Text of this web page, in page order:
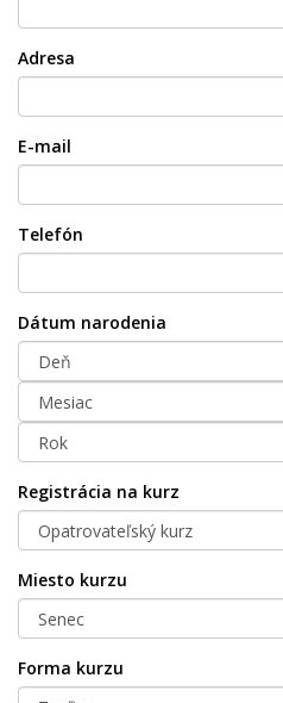
Adresa
E-mail
Telefón
Dátum narodenia
Registrácia na kurz
Miesto kurzu
Forma kurzu